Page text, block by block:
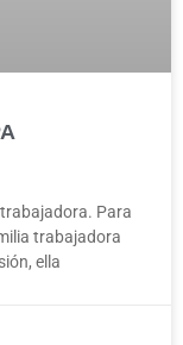
Para
trabajadora
ella